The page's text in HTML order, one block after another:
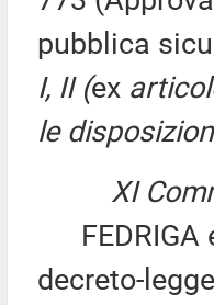
pubblica
I, II (ex
le
XI
FEDRIGA
decreto-